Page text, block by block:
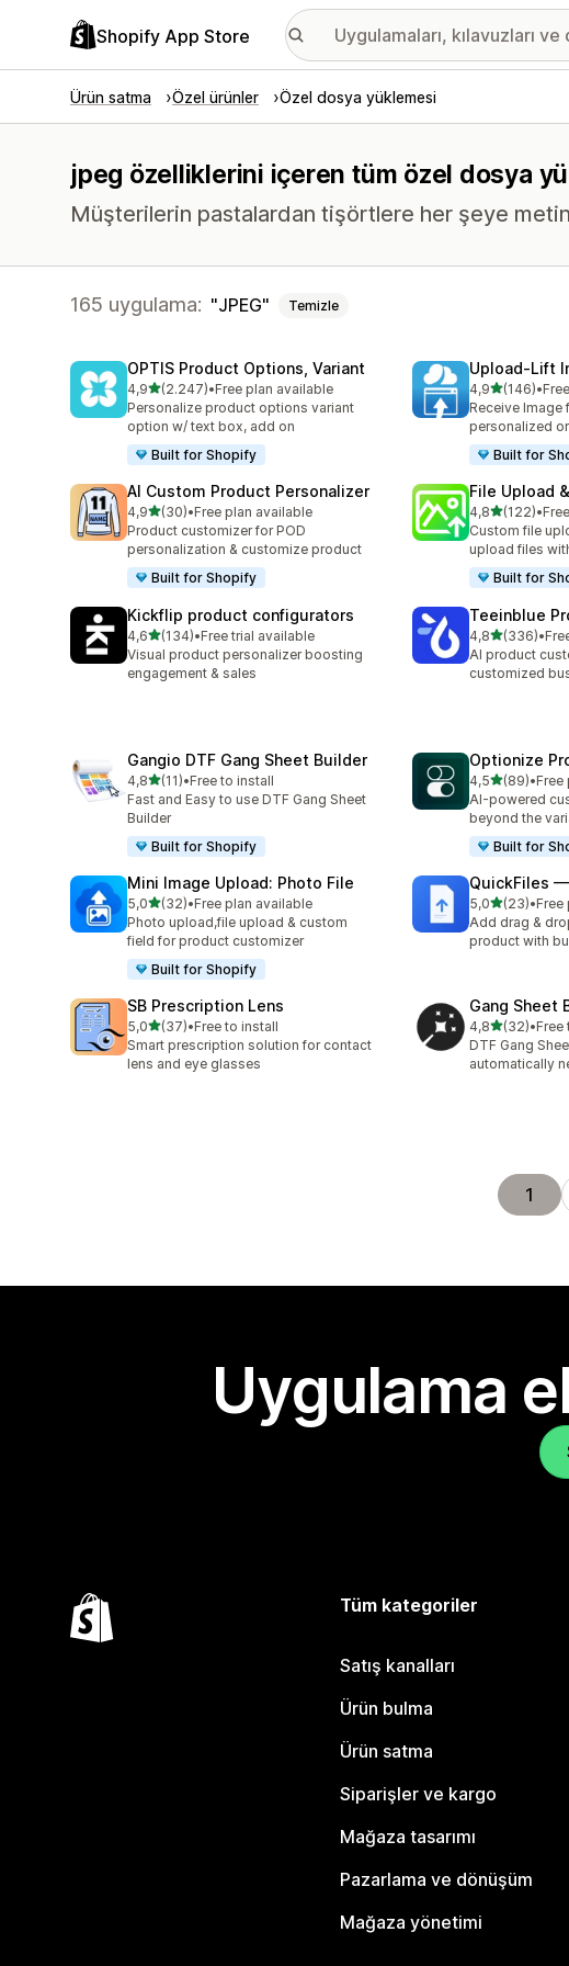
Shopify App Store
Ürün satma Özel ürünler Özel dosya yüklemesi
jpeg özelliklerini içeren tüm özel dosya
Müşterilerin pastalardan tişörtlere her şeye
165 uygulama: JPEG Temizle
OPTIS Product Options, Variant
4,95 yıldız üzerinden
(2.247)
toplam 2247 değerlendirme
•Free plan available
Personalize product options variant
option w/ text box, add on
Built for Shopify
Upload‑Lift
4,95 yıldız
(146)
toplam 146•
Receive Image
personalized
Built for
AI Custom Product Personalizer
4,95 yıldız üzerinden
(30)
toplam 30 değerlendirme
•Free plan available
Product customizer for POD
personalization & customize product
Built for Shopify
File Upload
4,85 yıldız
(122)
toplam 122•
Custom file
upload files
Built for
Kickflip product configurators
4,65 yıldız üzerinden
(134)
toplam 134 değerlendirme
•Free trial available
Visual product personalizer boosting
engagement & sales
Teeinblue
4,85 yıldız
(336)
toplam 336•
AI product
customized
Gangio DTF Gang Sheet Builder
4,85 yıldız üzerinden
(11)
toplam 11 değerlendirme
•Free to install
Fast and Easy to use DTF Gang Sheet
Builder
Built for Shopify
Optionize
4,55 yıldız
(89)
toplam 89•Free
AI-powered
beyond the
Built for
Mini Image Upload: Photo File
5,05 yıldız üzerinden
(32)
toplam 32 değerlendirme
•Free plan available
Photo upload,file upload & custom
field for product customizer
Built for Shopify
QuickFiles
5,05 yıldız
(23)
toplam 23•Free
Add drag &
product with
SB Prescription Lens
5,05 yıldız üzerinden
(37)
toplam 37 değerlendirme
•Free to install
Smart prescription solution for contact
lens and eye glasses
Gang Sheet
4,85 yıldız
(32)
toplam 32•Free
DTF Gang
automatically
1
Uygulama
Tüm kategoriler
Satış kanalları
Ürün bulma
Ürün satma
Siparişler ve kargo
Mağaza tasarımı
Pazarlama ve dönüşüm
Mağaza yönetimi